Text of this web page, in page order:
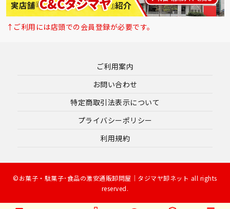
↑ご利用には店頭での会員登録が必要です。
ご利用案内
お問い合わせ
特定商取引法表示について
プライバシーポリシー
利用規約
©お菓子・駄菓子･食品の激安通販卸問屋｜タジマヤ卸ネット all rights
reserved.